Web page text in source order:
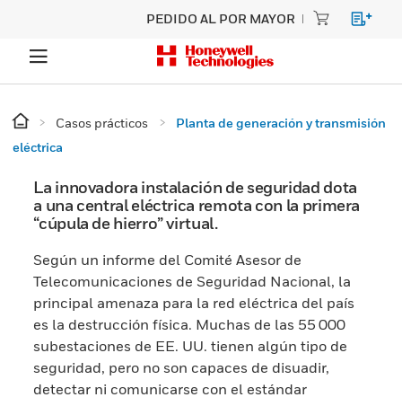
PEDIDO AL POR MAYOR
Casos prácticos
Planta de generación y transmisión
eléctrica
La innovadora instalación de seguridad dota
a una central eléctrica remota con la primera
“cúpula de hierro” virtual.
Según un informe del Comité Asesor de
Telecomunicaciones de Seguridad Nacional, la
principal amenaza para la red eléctrica del país
es la destrucción física. Muchas de las 55 000
subestaciones de EE. UU. tienen algún tipo de
seguridad, pero no son capaces de disuadir,
detectar ni comunicarse con el estándar